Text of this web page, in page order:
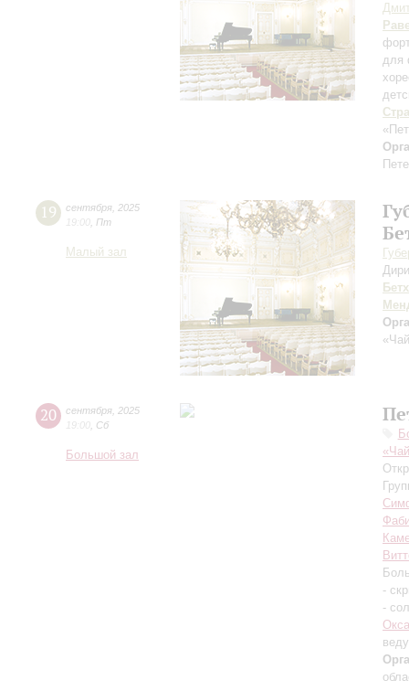
для
19 сентября 2025
19:00 Пт
Малый зал
20 сентября 2025
19:00 Сб
Большой зал
-
-